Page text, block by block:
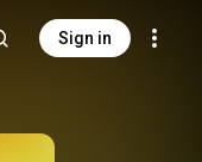
Sign in